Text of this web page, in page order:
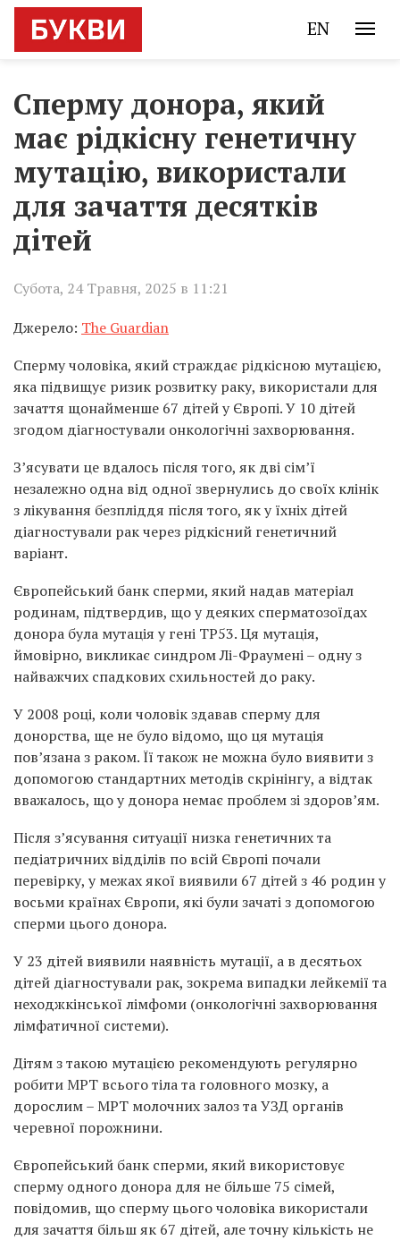
EN
Сперму донора, який
має рідкісну генетичну
мутацію, використали
для зачаття десятків
дітей
Субота, 24 Травня, 2025 в 11:21
Джерело: The Guardian
Сперму чоловіка, який страждає рідкісною мутацією,
яка підвищує ризик розвитку раку, використали для
зачаття щонайменше 67 дітей у Європі. У 10 дітей
згодом діагностували онкологічні захворювання.
З’ясувати це вдалось після того, як дві сім’ї
незалежно одна від одної звернулись до своїх клінік
з лікування безпліддя після того, як у їхніх дітей
діагностували рак через рідкісний генетичний
варіант.
Європейський банк сперми, який надав матеріал
родинам, підтвердив, що у деяких сперматозоїдах
донора була мутація у гені TP53. Ця мутація,
ймовірно, викликає синдром Лі-Фраумені – одну з
найважчих спадкових схильностей до раку.
У 2008 році, коли чоловік здавав сперму для
донорства, ще не було відомо, що ця мутація
пов’язана з раком. Її також не можна було виявити з
допомогою стандартних методів скрінінгу, а відтак
вважалось, що у донора немає проблем зі здоров’ям.
Після з’ясування ситуації низка генетичних та
педіатричних відділів по всій Європі почали
перевірку, у межах якої виявили 67 дітей з 46 родин у
восьми країнах Європи, які були зачаті з допомогою
сперми цього донора.
У 23 дітей виявили наявність мутації, а в десятьох
дітей діагностували рак, зокрема випадки лейкемії та
неходжкінської лімфоми (онкологічні захворювання
лімфатичної системи).
Дітям з такою мутацією рекомендують регулярно
робити МРТ всього тіла та головного мозку, а
дорослим – МРТ молочних залоз та УЗД органів
черевної порожнини.
Європейський банк сперми, який використовує
сперму одного донора для не більше 75 сімей,
повідомив, що сперму цього чоловіка використали
для зачаття більш як 67 дітей, але точну кількість не